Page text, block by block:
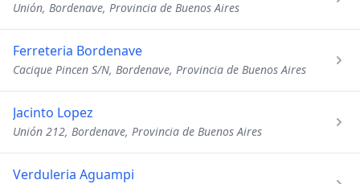
Unión, Bordenave, Provincia de Buenos Aires
Ferreteria Bordenave
Cacique Pincen S/N, Bordenave, Provincia de Buenos Aires
Jacinto Lopez
Unión 212, Bordenave, Provincia de Buenos Aires
Verduleria Aguampi